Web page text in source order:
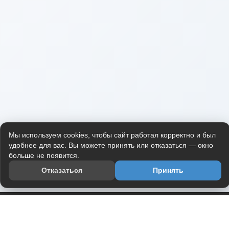
Мы используем cookies, чтобы сайт работал корректно и был
удобнее для вас. Вы можете принять или отказаться — окно
больше не появится.
Отказаться
Принять